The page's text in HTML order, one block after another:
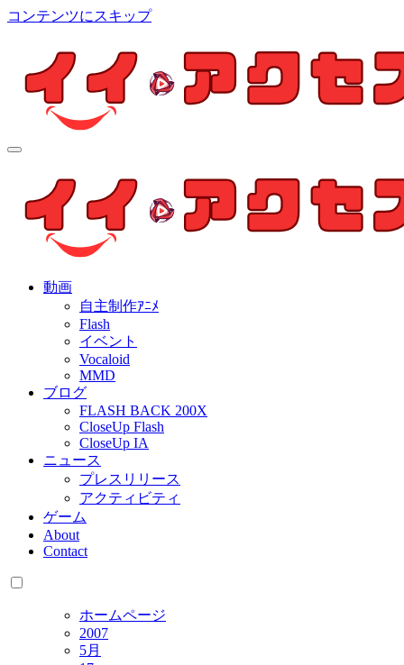
コンテンツにスキップ
個人制作アニメを中心とした動画紹介ブログ
動画
自主制作ｱﾆﾒ
Flash
イベント
Vocaloid
MMD
ブログ
FLASH BACK 200X
CloseUp Flash
CloseUp IA
ニュース
プレスリリース
アクティビティ
ゲーム
About
Contact
ホームページ
2007
5月